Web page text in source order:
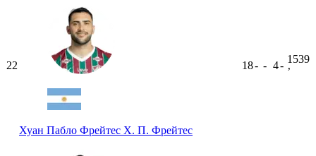
22
Хуан Пабло Фрейтес Х. П. Фрейтес
18- - 4-
1539
ʼ